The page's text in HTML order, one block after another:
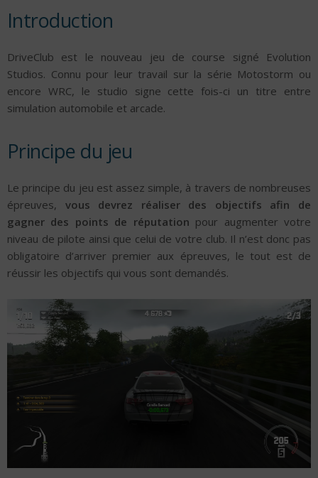
Introduction
DriveClub est le nouveau jeu de course signé Evolution
Studios. Connu pour leur travail sur la série Motostorm ou
encore WRC, le studio signe cette fois-ci un titre entre
simulation automobile et arcade.
Principe du jeu
Le principe du jeu est assez simple, à travers de nombreuses
épreuves, vous devrez réaliser des objectifs afin de
gagner des points de réputation pour augmenter votre
niveau de pilote ainsi que celui de votre club. Il n’est donc pas
obligatoire d’arriver premier aux épreuves, le tout est de
réussir les objectifs qui vous sont demandés.